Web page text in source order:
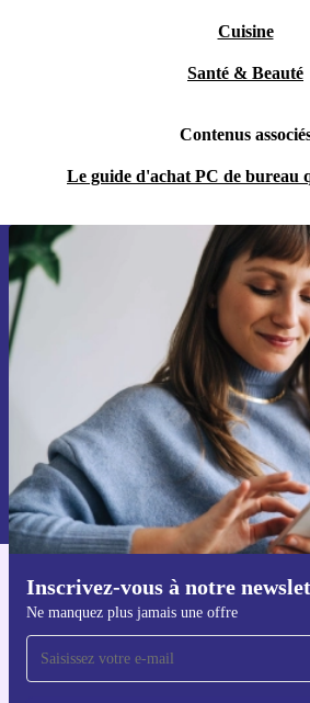
Cuisine
Santé & Beauté
Contenus
Le guide d'achat PC de bureau
Inscrivez-vous à notre
Ne manquez plus jamais une offre
Recevoir offres et
par mail
Ne manquez plus aucune
S'inscrire
Retrouvez les informations sur l'utilisation des
dans notre
politique de confidentialité.
Téléchargez
Pour iOS et Android